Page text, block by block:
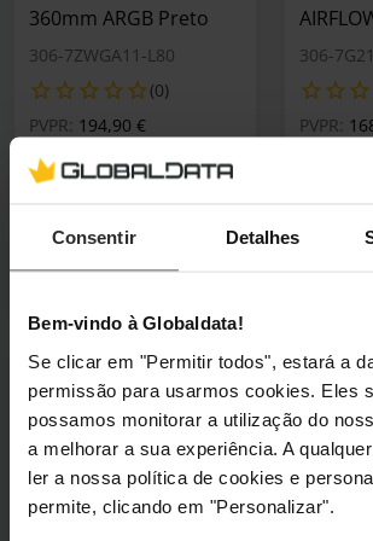
Consentir Detalhes
Bem-vindo à Globaldata!
Se clicar em "Permitir todos", estará a
permissão para usarmos cookies. Eles
possamos monitorar a utilização do
a melhorar a sua experiência. A
ler a nossa política de cookies e
permite, clicando em "Personalizar".
360mm ARGB Preto
306-7ZWGA11-L80
(0)
PVPR: Preço reduzido de
194,90 €
131,90 €
Incl. IVA
2 em stock
Adicionar ao Carrinho
306-
PVPR:
3 em
MSI Shout Out
🕶️ Óculos Oferta
Summer Sales
Motherboard MSI MPG
B850 EDGE TI WIFI
601-7E62-01S
(3)
MSI
🕶️
B850I
911-